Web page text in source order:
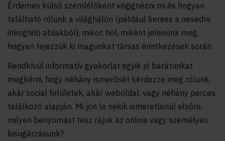
Érdemes külső szemlélőként végignézni mi és hogyan
található rólunk a világhálón (például keress a nevedre
inkognitó ablakból), mikor, hol, miként jelenünk meg,
hogyan fejezzük ki magunkat társas érintkezések során.
Rendkívül informatív gyakorlat egyik jó barátunkat
megkérni, hogy néhány ismerősét kérdezze meg rólunk,
akár social felületek, akár weboldal, vagy néhány perces
találkozó alapján. Mi jön le nekik ismeretlenül elsőre,
milyen benyomást tesz rájuk az online vagy személyes
kisugárzásunk?